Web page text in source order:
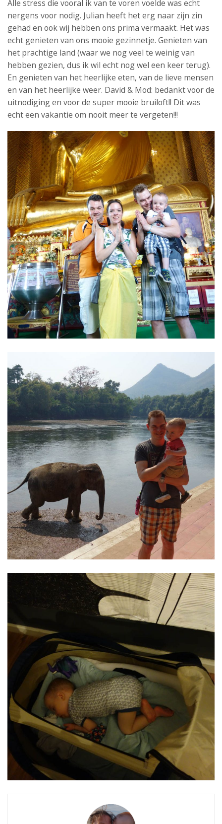
Alle stress die vooral ik van te voren voelde was echt
nergens voor nodig. Julian heeft het erg naar zijn zin
gehad en ook wij hebben ons prima vermaakt. Het was
echt genieten van ons mooie gezinnetje. Genieten van
het prachtige land (waar we nog veel te weinig van
hebben gezien, dus ik wil echt nog wel een keer terug).
En genieten van het heerlijke eten, van de lieve mensen
en van het heerlijke weer. David & Mod: bedankt voor de
uitnodiging en voor de super mooie bruiloft!! Dit was
echt een vakantie om nooit meer te vergeten!!!